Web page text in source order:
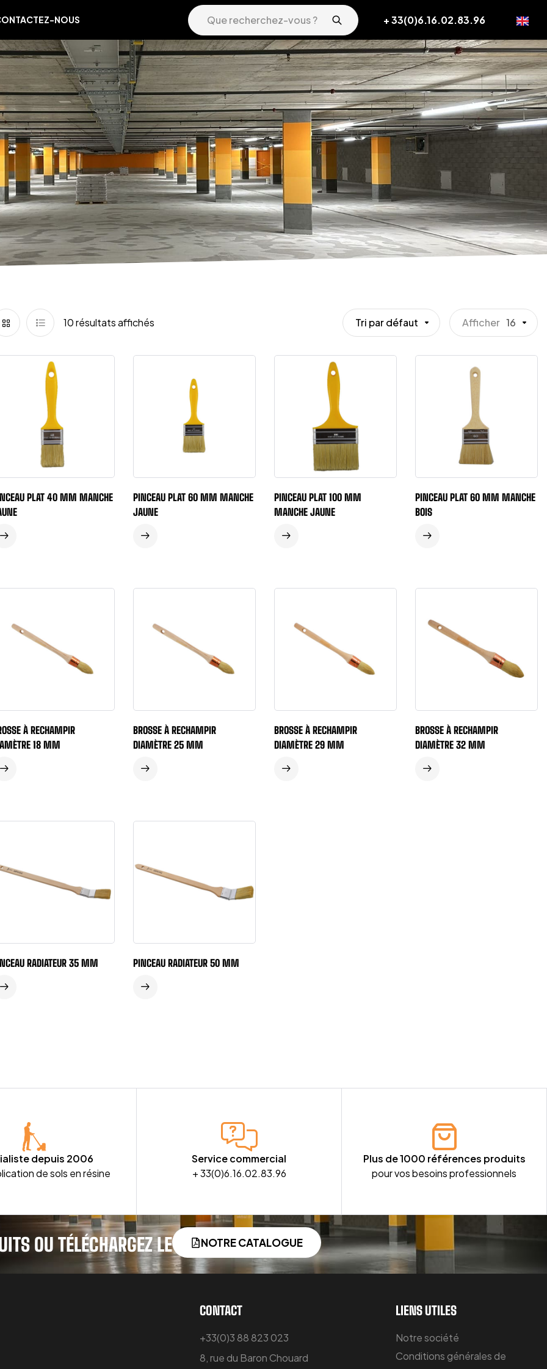
NOUS + 33(0)6.16.02.83.96
10 résultats affichés Tri par défaut Afficher 16
PLAT 40 MM MANCHE
PINCEAU PLAT 60 MM MANCHE
JAUNE
PINCEAU PLAT 100 MM
MANCHE JAUNE
PINCEAU PLAT 60 MM MANCHE
BOIS
À RECHAMPIR
18 MM
BROSSE À RECHAMPIR
DIAMÈTRE 25 MM
BROSSE À RECHAMPIR
DIAMÈTRE 29 MM
BROSSE À RECHAMPIR
DIAMÈTRE 32 MM
RADIATEUR 35 MM PINCEAU RADIATEUR 50 MM
depuis 2006
de sols en résine
Service commercial
+ 33(0)6.16.02.83.96
Plus de 1000 références produits
pour vos besoins professionnels
OU TÉLÉCHARGEZ LE NOTRE CATALOGUE
CONTACT
+33(0)3 88 823 023
8, rue du Baron Chouard
LIENS UTILES
Notre société
Conditions générales de